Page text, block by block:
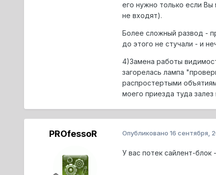
его нужно только если
не входят).
Более сложный развод -
до этого не стучали - и
4)Замена работы
загорелась лампа
распростертыми
моего приезда туда
PROfessoR Опубликовано 16 сентября,
У вас потек сайлент-блок